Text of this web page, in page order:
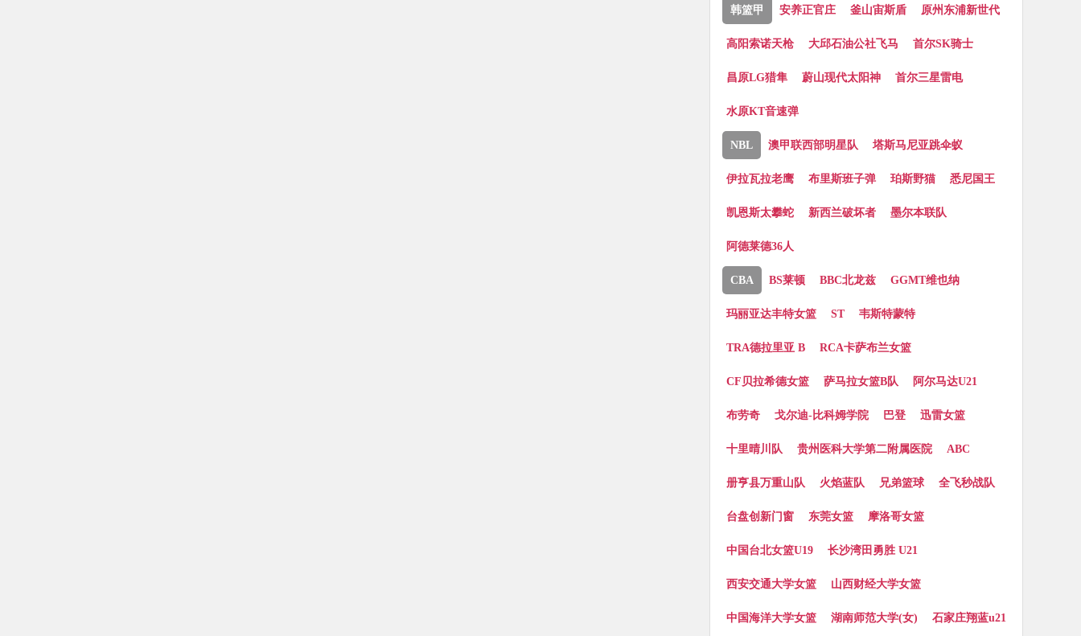
韩篮甲 安养正官庄 釜山宙斯盾 原州东浦新世代
高阳索诺天枪 大邱石油公社飞马 首尔SK骑士
昌原LG猎隼 蔚山现代太阳神 首尔三星雷电
水原KT音速弹
NBL 澳甲联西部明星队 塔斯马尼亚跳伞蚁
伊拉瓦拉老鹰 布里斯班子弹 珀斯野猫 悉尼国王
凯恩斯太攀蛇 新西兰破坏者 墨尔本联队
阿德莱德36人
CBA BS莱顿 BBC北龙兹 GGMT维也纳
玛丽亚达丰特女篮 ST 韦斯特蒙特
TRA德拉里亚 B RCA卡萨布兰女篮
CF贝拉希德女篮 萨马拉女篮B队 阿尔马达U21
布劳奇 戈尔迪-比科姆学院 巴登 迅雷女篮
十里晴川队 贵州医科大学第二附属医院 ABC
册亨县万重山队 火焰蓝队 兄弟篮球 全飞秒战队
台盘创新门窗 东莞女篮 摩洛哥女篮
中国台北女篮U19 长沙湾田勇胜 U21
西安交通大学女篮 山西财经大学女篮
中国海洋大学女篮 湖南师范大学(女) 石家庄翔蓝u21